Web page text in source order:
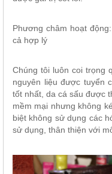
Phương châm hoạt
cả hợp lý
Chúng tôi luôn coi trọng
nguyên liệu được tuyển
tốt nhất, da cá sấu được
mềm mại nhưng không
biệt không sử dụng các
sử dụng, thân thiện với